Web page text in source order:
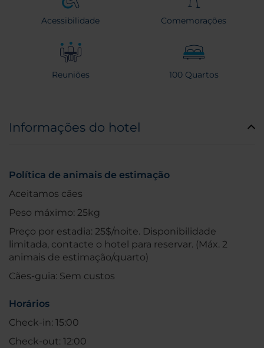
Acessibilidade Comemorações
Reuniões 100 Quartos
Informações do hotel
Política de animais de estimação
Aceitamos cães
Peso máximo: 25kg
Preço por estadia: 25$/noite. Disponibilidade
limitada, contacte o hotel para reservar. (Máx. 2
animais de estimação/quarto)
Cães-guia: Sem custos
Horários
Check-in: 15:00
Check-out: 12:00